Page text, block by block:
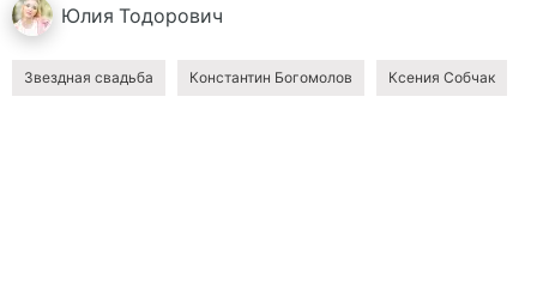
Юлия Тодорович
Звездная свадьба Константин Богомолов Ксения Собчак